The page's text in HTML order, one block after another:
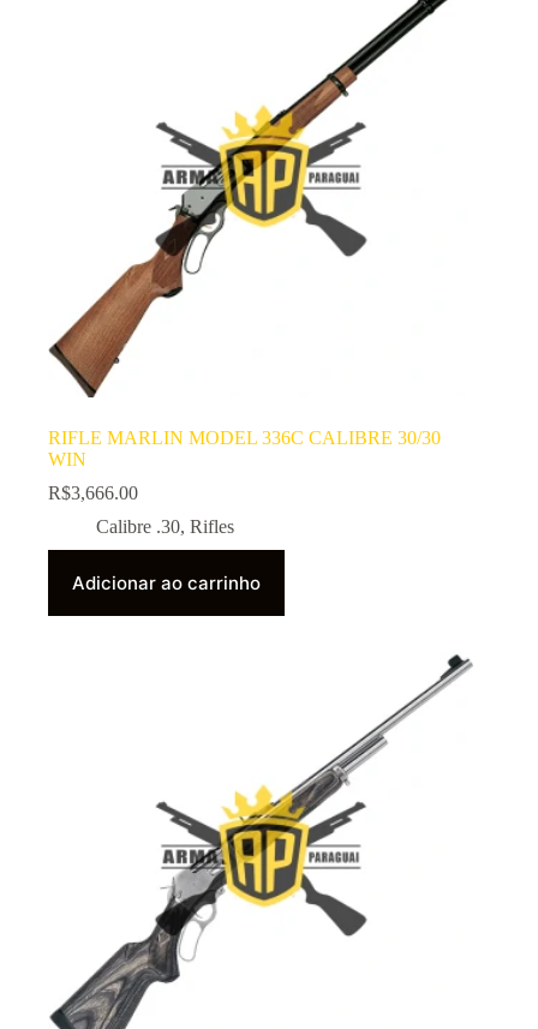
RIFLE MARLIN MODEL 336C CALIBRE 30/30
WIN
R$3,666.00
Calibre .30, Rifles
Adicionar ao carrinho